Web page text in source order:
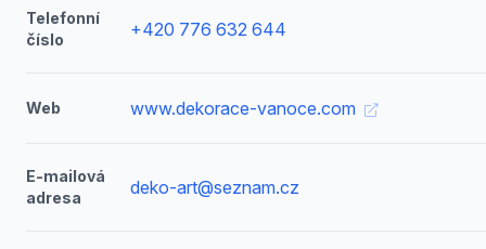
Telefonní
číslo
+420 776 632 644
Web www.dekorace-vanoce.com
E-mailová
adresa
deko-art@seznam.cz